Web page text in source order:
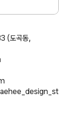
(도곡동,